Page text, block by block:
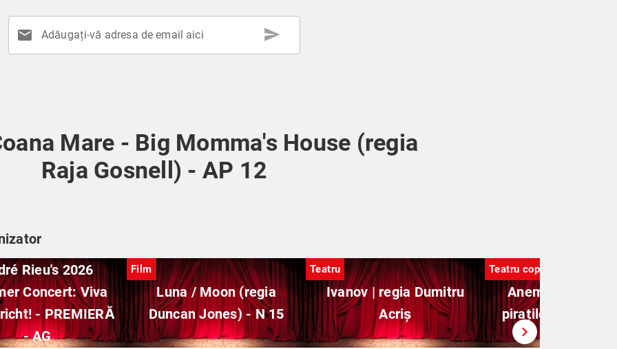
mail Adăugați-vă adresa de email aici send
Mare - Big Momma's House (regia
Raja Gosnell) - AP 12
Rieu's 2026
Concert: Viva
- PREMIERĂ
- AG
Film
Luna / Moon (regia
Duncan Jones) - N 15
Teatru
Ivanov | regia Dumitru
Acriș
Teatru copii
Anemona si
piraților |
chevron_right